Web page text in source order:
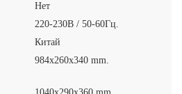
Нет
220-230В / 50-60Гц.
Китай
984x260x340 mm.